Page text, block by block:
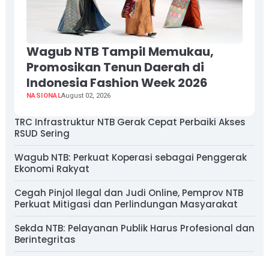
Wagub NTB Tampil Memukau,
Promosikan Tenun Daerah di
Indonesia Fashion Week 2026
NASIONALAugust 02, 2026
TRC Infrastruktur NTB Gerak Cepat Perbaiki Akses
RSUD Sering
Wagub NTB: Perkuat Koperasi sebagai Penggerak
Ekonomi Rakyat
Cegah Pinjol Ilegal dan Judi Online, Pemprov NTB
Perkuat Mitigasi dan Perlindungan Masyarakat
Sekda NTB: Pelayanan Publik Harus Profesional dan
Berintegritas